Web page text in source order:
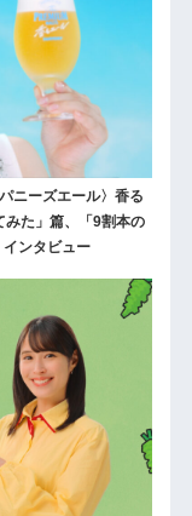
ニーズエール〉香る
みた」篇、「9割本の
ンタビュー